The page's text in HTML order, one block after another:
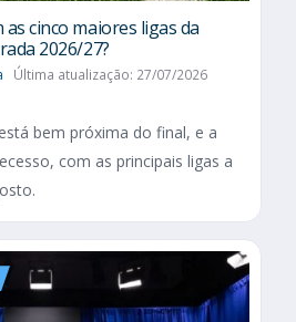
cinco maiores ligas da
2026/27?
Última atualização: 27/07/2026
bem próxima do final, e a
com as principais ligas a